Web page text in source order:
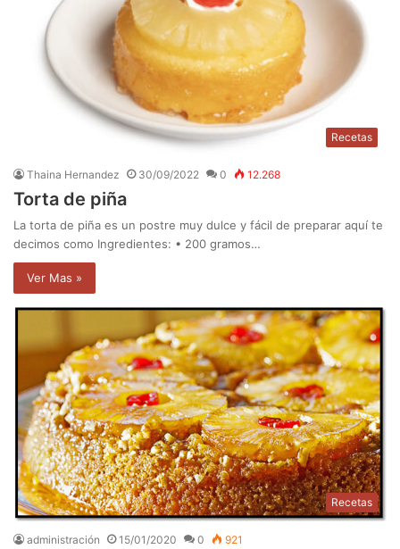
Recetas
Thaina Hernandez 30/09/2022 0 12.268
Torta de piña
La torta de piña es un postre muy dulce y fácil de preparar aquí te
decimos como Ingredientes: • 200 gramos…
Ver Mas »
Recetas
administración 15/01/2020 0 921